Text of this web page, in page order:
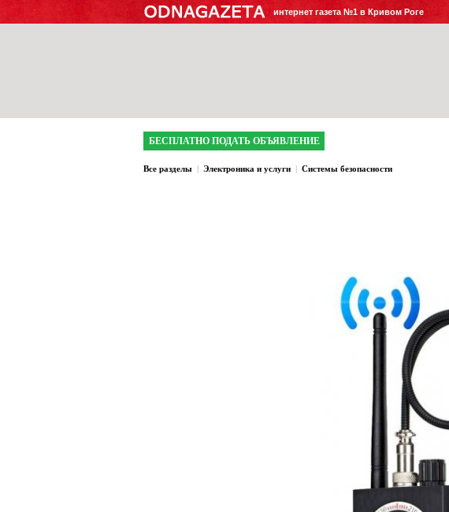
интернет газета №1 в Кривом Роге
БЕСПЛАТНО ПОДАТЬ ОБЪЯВЛЕНИЕ
Все разделы | Электроника и услуги | Системы безопасности